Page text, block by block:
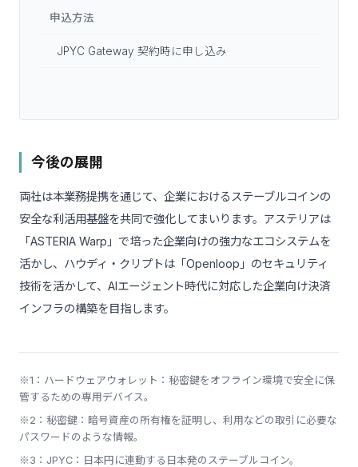
申込方法
JPYC Gateway 契約時に申し込み
今後の展開
両社は本業務提携を通じて、企業におけるステーブルコインの
安全な利活用基盤を共同で強化してまいります。アステリアは
「ASTERIA Warp」で培った企業向けの強力なエコシステムを
活かし、ハウディ・クリプトは「Openloop」のセキュリティ
技術を活かして、AIエージェント時代に対応した企業向け決済
インフラの構築を目指します。
※1：ハードウェアウォレット：秘密鍵をオフライン環境で安全に保
管するための専用デバイス。
※2：秘密鍵：暗号資産の所有権を証明し、利用などの取引に必要な
パスワードのような情報。
※3：JPYC：日本円に連動する日本発のステーブルコイン。